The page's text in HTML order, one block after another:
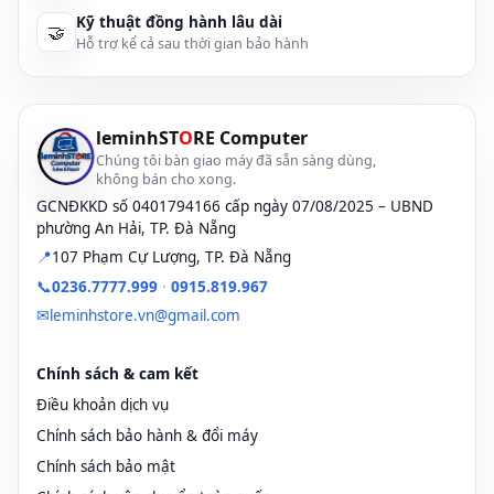
hoặc nặng có thể làm sạc của khách hàng không thể sử dụng.
bị che bởi các vật có khả năng bao bọc có thể làm tăng nhiệt độ,
giảm tuổi thọ sạc.
- Dù cho lượng điện tiêu hao của sạc bé nhưng khi không dùng
người dùng vẫn phải rút nguồn ra khỏi sạc.
- Nếu khi dùng adapter, bạn phải cắm sạc vào nguồn cung cấp
trước rồi mới cắm vào máy, tránh cho máy chập điện khi điện cung
cấp người dùng không tốt.
- Khi không dùng thì chú ý rút kết nối thiết bị adapter với máy ra
trước rồi rút sạc khỏi nguồn cung cấp.
dây.
- Không để dây sạc và củ sạc căng quá dễ hỏng hóc cho máy
Laptop cũ xách tay của những bạn, có thể gây gãy đầu chân sạc.
Hình ảnh minh họa: Bạn vui lòng lh SHOP để tư vấn từng mã
🤝 Kỹ thuật đồng hành lâu dài
Hỗ trợ kể cả sau thời gian bảo hành
leminhSTORE Computer
Chúng tôi bàn giao máy đã sẵn sàng dùng,
không bán cho xong.
GCNĐKKD số 0401794166 cấp ngày 07/08/2025 – UBND
phường An Hải, TP. Đà Nẵng
📍107 Phạm Cự Lượng, TP. Đà Nẵng
📞0236.7777.999 · 0915.819.967
✉leminhstore.vn@gmail.com
Chính sách & cam kết
Điều khoản dịch vụ
Chính sách bảo hành & đổi máy
Chính sách bảo mật